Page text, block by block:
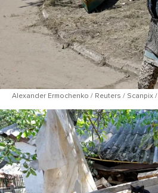
Alexander Ermochenko / Reuters / Scanpix /